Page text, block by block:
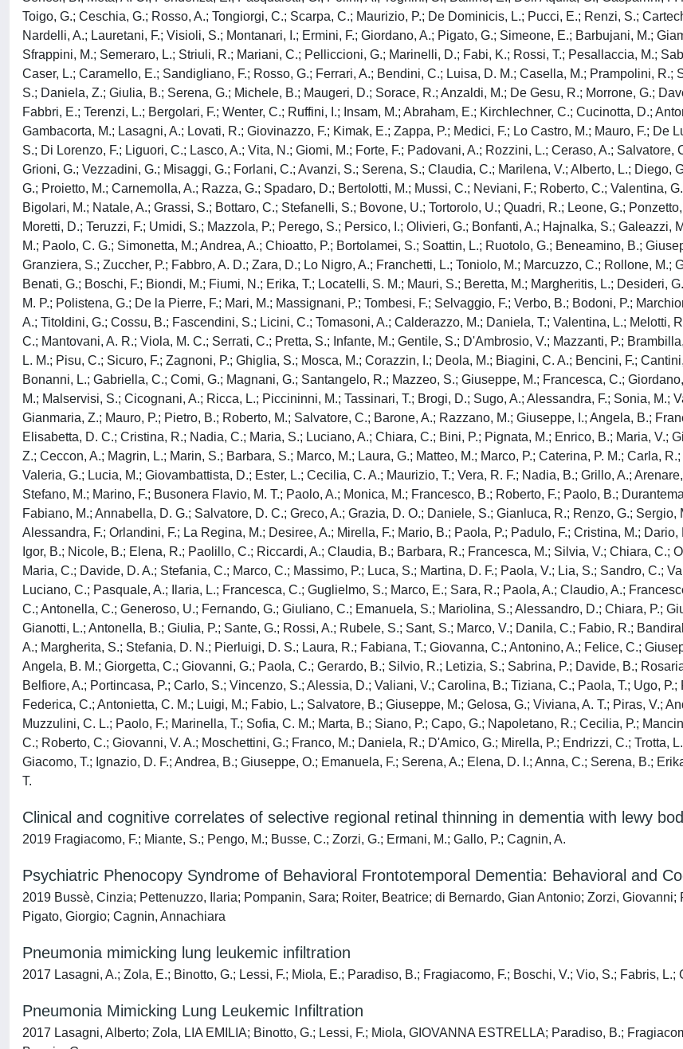
Clinical and cognitive correlates of selective regional retinal thinning in dementia with lewy
2019 Fragiacomo, F.; Miante, S.; Pengo, M.; Busse, C.; Zorzi, G.; Ermani, M.; Gallo, P.; Cagnin, A.
Psychiatric Phenocopy Syndrome of Behavioral Frontotemporal Dementia: Behavioral and
2019 Bussè, Cinzia; Pettenuzzo, Ilaria; Pompanin, Sara; Roiter, Beatrice; di Bernardo, Gian Antonio; Zorzi,
Pigato, Giorgio; Cagnin, Annachiara
Pneumonia mimicking lung leukemic infiltration
2017 Lasagni, A.; Zola, E.; Binotto, G.; Lessi, F.; Miola, E.; Paradiso, B.; Fragiacomo, F.; Boschi, V.; Vio, S.; Fabris,
Pneumonia Mimicking Lung Leukemic Infiltration
2017 Lasagni, Alberto; Zola, LIA EMILIA; Binotto, G.; Lessi, F.; Miola, GIOVANNA ESTRELLA; Paradiso, B.;